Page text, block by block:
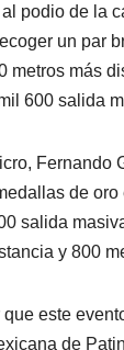
podio de la
un par
metros más
600 salida
Fernando
de oro
salida
y 800
este
de